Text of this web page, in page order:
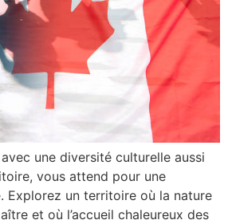
une diversité culturelle aussi
vous attend pour une
Explorez un territoire où la nature
et où l’accueil chaleureux des